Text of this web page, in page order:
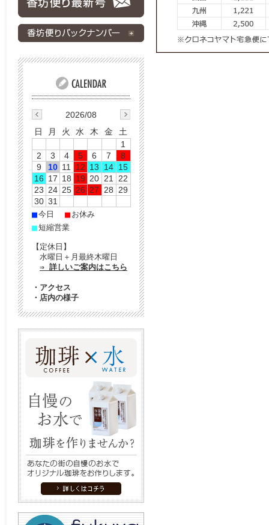
2026/08
日
月 火 水 木 金
土
1
2
3 4 5 6 7
8
9
10 11 12 13 14 15
16 17 18 19 20 21
22
23 24 25 26 27 28
29
30 31
■今日 ■ お休み
■短縮営業
【定休日】
水曜日＋月最終木曜日
⇒ 詳しいご案内はこちら
・ アクセス
・ 店内の様子